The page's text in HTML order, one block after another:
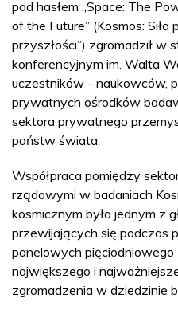
pod hasłem „Space: The
of the Future” (Kosmos: Siła
przyszłości”) zgromadził w
konferencyjnym im. Walta
uczestników - naukowców,
prywatnych ośrodków
sektora prywatnego
państw świata.
Współpraca pomiędzy
rządowymi w badaniach
kosmicznym była jednym z
przewijających się podczas
panelowych pięciodniowego
największego i
zgromadzenia w dziedzinie